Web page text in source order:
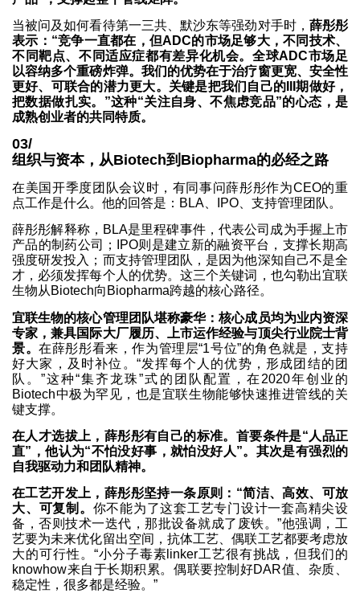
当被问及如何看待第一三共、默沙东等强劲对手时， 薛彤彤
表示：“竞争一直都在，但ADC的市场足够大，不同技术、
不同靶点、不同适应症都有差异化机会。全球ADC市场足
以容纳多个重磅炸弹。我们的优势在于治疗窗更宽、安全性
更好、可联合的潜力更大。关键是把我们自己的III期做好，
把数据做扎实。”这种“关注自身、不焦虑竞品”的心态，是
成熟创业者的共同特质。
03/
组织与资本，从Biotech到Biopharma的必经之路
在美国开季度团队会议时，有同事问薛彤彤作为CEO的重
点工作是什么。他的回答是：BLA、IPO、支持管理团队。
薛彤彤解释称，BLA是里程碑事件，代表公司成为手握上市
产品的制药公司；IPO则是建立新的融资平台，支撑长期高
强度研发投入；而支持管理团队，是因为他深知自己不是全
才，必须发挥每个人的优势。这三个关键词，也勾勒出宜联
生物从Biotech向Biopharma跨越的核心路径。
宜联生物的核心管理团队堪称豪华：核心成员均为业内资深
专家，兼具国际大厂履历、上市运作经验与顶尖行业院士背
景。在薛彤彤看来，作为管理层“1号位”的角色就是，支持
好大家，及时补位。“发挥每个人的优势，形成团结的团
队。”这种“集齐龙珠”式的团队配置，在2020年创业的
Biotech中极为罕见，也是宜联生物能够快速推进管线的关
键支撑。
在人才选拔上，薛彤彤有自己的标准。首要条件是“人品正
直”，他认为“不怕没好事，就怕没好人”。其次是有强烈的
自我驱动力和团队精神。
在工艺开发上，薛彤彤坚持一条原则：“简洁、高效、可放
大、可复制。 你不能为了这套工艺专门设计一套高精尖设
备，否则技术一迭代，那批设备就成了废铁。”他强调，工
艺要为未来优化留出空间，抗体工艺、偶联工艺都要考虑放
大的可行性。“小分子毒素linker工艺很有挑战，但我们的
knowhow来自于长期积累。偶联要控制好DAR值、杂质、
稳定性，很多都是经验。”